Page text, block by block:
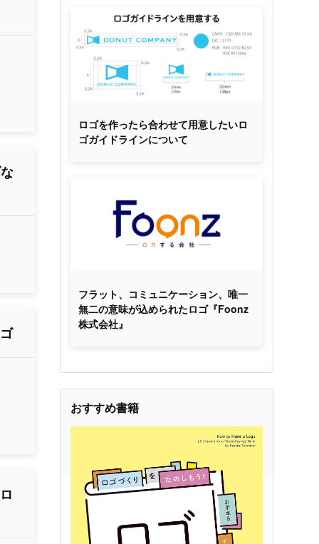
ロゴを作ったら合わせて用意したいロ
ゴガイドラインについて
フラット、コミュニケーション、唯一
無二の意味が込められたロゴ『Foonz
株式会社』
おすすめ書籍